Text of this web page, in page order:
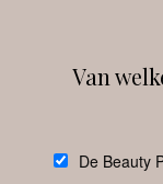
Van
De Beauty